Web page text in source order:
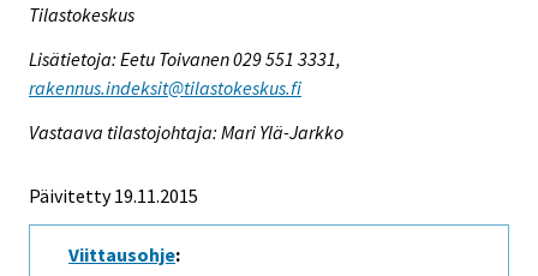
Tilastokeskus
Lisätietoja: Eetu Toivanen 029 551 3331,
rakennus.indeksit@tilastokeskus.fi
Vastaava tilastojohtaja: Mari Ylä-Jarkko
Päivitetty 19.11.2015
Viittausohje: